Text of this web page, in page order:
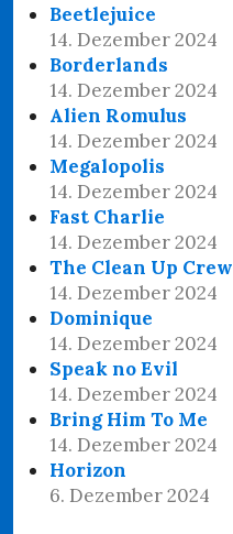
Beetlejuice
14. Dezember 2024
Borderlands
14. Dezember 2024
Alien Romulus
14. Dezember 2024
Megalopolis
14. Dezember 2024
Fast Charlie
14. Dezember 2024
The Clean Up Crew
14. Dezember 2024
Dominique
14. Dezember 2024
Speak no Evil
14. Dezember 2024
Bring Him To Me
14. Dezember 2024
Horizon
6. Dezember 2024